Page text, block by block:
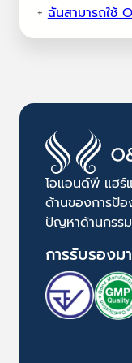
ฉันสามารถใช้ O&P
โอแอนด์พี แฮร์
ด้านของการป้
ปัญหาด้านกรร
การรับรองม